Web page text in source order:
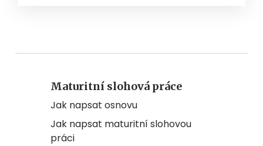
Maturitní slohová práce
Jak napsat osnovu
Jak napsat maturitní slohovou
práci